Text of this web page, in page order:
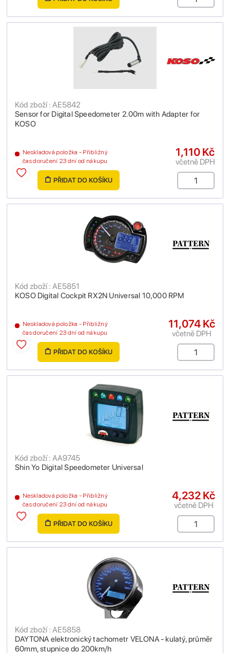
Sensor for Digital Speedometer 2.00m with Adapter for
KOSO
Kód zboží : AE5842
Neskladová položka - Přibližný
čas doručení 23 dní od nákupu
1,110 Kč
včetně DPH
PŘIDAT DO KOŠÍKU
KOSO Digital Cockpit RX2N Universal 10,000 RPM
Kód zboží : AE5851
Neskladová položka - Přibližný
čas doručení 23 dní od nákupu
11,074 Kč
včetně DPH
PŘIDAT DO KOŠÍKU
Shin Yo Digital Speedometer Universal
Kód zboží : AA9745
Neskladová položka - Přibližný
čas doručení 23 dní od nákupu
4,232 Kč
včetně DPH
PŘIDAT DO KOŠÍKU
DAYTONA elektronický tachometr VELONA - kulatý, průměr
60mm, stupnice do 200km/h
Kód zboží : AE5858